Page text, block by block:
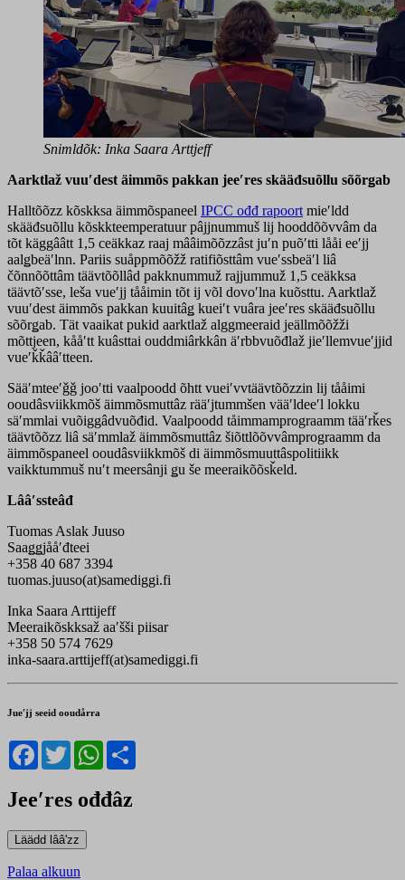
Snimldõk: Inka Saara Arttjeff
Aarktlaž vuuʹdest äimmõs pakkan jeeʹres skääđsuõllu sõõrǥab
Halltõõzz kõskksa äimmõspaneel IPCC ođđ rapoort mieʹldd
skääđsuõllu kõskkteemperatuur pâjjnummuš lij hooddõõvvâm da
tõt käggââtt 1,5 ceäkkaz raaj mââimõõzzâst juʹn puõʹtti lååi eeʹjj
aalǥbeäʹlnn. Pariis suåppmõõžž ratifiõsttâm vueʹssbeäʹl liâ
čõnnõõttâm täävtõõllâd pakknummuž rajjummuž 1,5 ceäkksa
täävtõʹsse, leša vueʹjj tååimin tõt ij võl dovoʹlna kuõsttu. Aarktlaž
vuuʹdest äimmõs pakkan kuuitâǥ kueiʹt vuâra jeeʹres skääđsuõllu
sõõrǥab. Tät vaaikat pukid aarktlaž alggmeeraid jeällmõõžži
mõttjeen, kååʹtt kuâsttai ouddmiârkkân äʹrbbvuõđlaž jieʹllemvueʹjjid
vueʹǩǩââʹtteen.
Sääʹmteeʹǧǧ jooʹtti vaalpoodd õhtt vueiʹvvtäävtõõzzin lij tååimi
ooudâsviikkmõš äimmõsmuttâz rääʹjtummšen vääʹldeeʹl lokku
säʹmmlai vuõiggâdvuõđid. Vaalpoodd tåimmamprograamm tääʹrǩes
täävtõõzz liâ säʹmmlaž äimmõsmuttâz šiõttlõõvvâmprograamm da
äimmõspaneel ooudâsviikkmõš di äimmõsmuuttâspolitiikk
vaikktummuš nuʹt meersânji ǥu še meeraikõõsǩeld.
Lââʹssteâđ
Tuomas Aslak Juuso
Saaǥǥjååʹđteei
+358 40 687 3394
tuomas.juuso(at)samediggi.fi
Inka Saara Arttijeff
Meeraikõskksaž aaʹšši piisar
+358 50 574 7629
inka-saara.arttijeff(at)samediggi.fi
Jueʹjj seeid ooudårra
Facebook
TwitterWhatsApp
Jeeʹres ođđâz
Palaa alkuun